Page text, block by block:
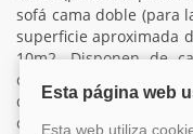
sofá cama doble (para
superficie aproximada
10m2. Disponen de
completo con ducha y
donde controlar
capacidad máxima de 4